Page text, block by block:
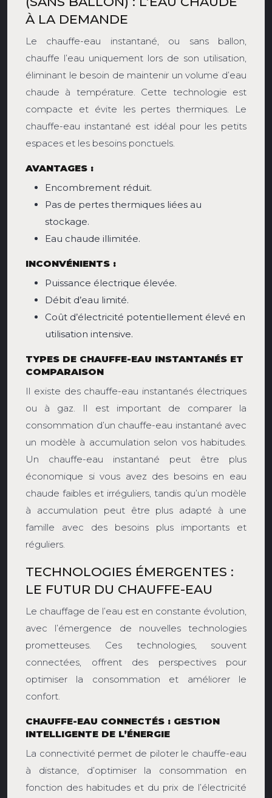
À LA DEMANDE
Le chauffe-eau instantané, ou sans ballon,
chauffe l’eau uniquement lors de son utilisation,
éliminant le besoin de maintenir un volume d’eau
chaude à température. Cette technologie est
compacte et évite les pertes thermiques. Le
chauffe-eau instantané est idéal pour les petits
espaces et les besoins ponctuels.
AVANTAGES :
Encombrement réduit.
Pas de pertes thermiques liées au
stockage.
Eau chaude illimitée.
INCONVÉNIENTS :
Puissance électrique élevée.
Débit d’eau limité.
Coût d’électricité potentiellement élevé en
utilisation intensive.
TYPES DE CHAUFFE-EAU INSTANTANÉS ET
COMPARAISON
Il existe des chauffe-eau instantanés électriques
ou à gaz. Il est important de comparer la
consommation d’un chauffe-eau instantané avec
un modèle à accumulation selon vos habitudes.
Un chauffe-eau instantané peut être plus
économique si vous avez des besoins en eau
chaude faibles et irréguliers, tandis qu’un modèle
à accumulation peut être plus adapté à une
famille avec des besoins plus importants et
réguliers.
TECHNOLOGIES ÉMERGENTES :
LE FUTUR DU CHAUFFE-EAU
Le chauffage de l’eau est en constante évolution,
avec l’émergence de nouvelles technologies
prometteuses. Ces technologies, souvent
connectées, offrent des perspectives pour
optimiser la consommation et améliorer le
confort.
CHAUFFE-EAU CONNECTÉS : GESTION
INTELLIGENTE DE L’ÉNERGIE
La connectivité permet de piloter le chauffe-eau
à distance, d’optimiser la consommation en
fonction des habitudes et du prix de l’électricité